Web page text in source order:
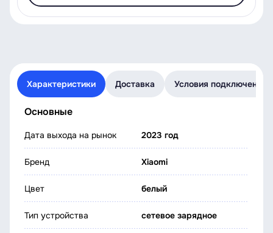
Характеристики Доставка Условия подключения
Основные
Дата выхода на рынок 2023 год
Бренд Xiaomi
Цвет белый
Тип устройства сетевое зарядное